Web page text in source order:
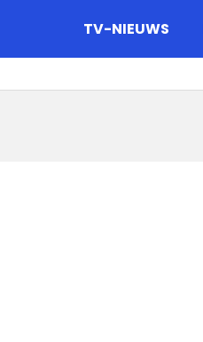
TV-NIEUWS